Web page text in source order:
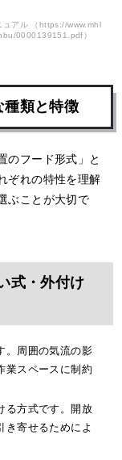
ュアル
（https://www.mhl
0000139151.pdf）
種類と特徴
のフード形式」と
ぞれの特性を理解
ぶことが大切で
式・外付け
。周囲の気流の影
業スペースに制約
る方式です。開放
き寄せるためによ